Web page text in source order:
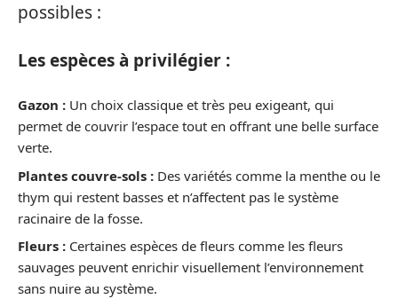
possibles :
Les espèces à privilégier :
Gazon : Un choix classique et très peu exigeant, qui
permet de couvrir l’espace tout en offrant une belle surface
verte.
Plantes couvre-sols : Des variétés comme la menthe ou le
thym qui restent basses et n’affectent pas le système
racinaire de la fosse.
Fleurs : Certaines espèces de fleurs comme les fleurs
sauvages peuvent enrichir visuellement l’environnement
sans nuire au système.